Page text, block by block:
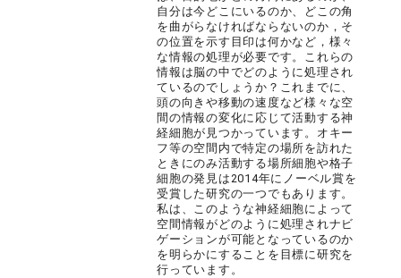
自分は今どこにいるのか、どこの角
を曲がらなければならないのか，そ
の位置を示す目印は何かなど，様々
な情報の処理が必要です。これらの
情報は脳の中でどのように処理され
ているのでしょうか？これまでに、
頭の向きや移動の速度など様々な空
間の情報の変化に応じて活動する神
経細胞が見つかっています。オキー
フ等の空間内で特定の場所を訪れた
ときにのみ活動する場所細胞や格子
細胞の発見は2014年にノーベル賞を
受賞した研究の一つでもあります。
私は、このような神経細胞によって
空間情報がどのように処理されナビ
ゲーションが可能となっているのか
を明らかにすることを目標に研究を
行っています。